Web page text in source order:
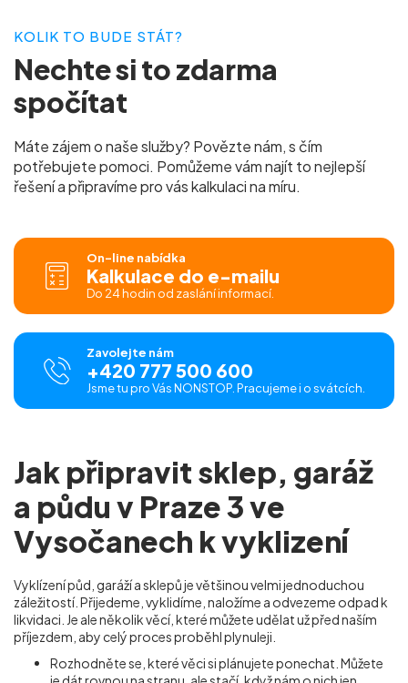
KOLIK TO BUDE STÁT?
Nechte si tozdarma
spočítat
Máte zájem o naše služby? Povězte nám, s čím
potřebujete pomoci. Pomůžeme vám najít to nejlepší
řešení a připravíme pro váskalkulaci na míru.
On-line nabídka
Kalkulace do e-mailu
Do 24 hodin od zaslání informací.
Zavolejte nám
+420 777 500 600
Jsme tu pro Vás NONSTOP. Pracujeme i o svátcích.
Jak připravit sklep, garáž
a půdu v Praze 3 ve
Vysočanech k vyklizení
Vyklízení půd, garáží a sklepů je většinou velmi jednoduchou
záležitostí. Přijedeme, vyklidíme, naložíme a odvezeme odpad k
likvidaci. Je ale několik věcí, které můžete udělat už před naším
příjezdem, aby celý proces proběhl plynuleji.
Rozhodněte se, které věci si plánujete ponechat. Můžete